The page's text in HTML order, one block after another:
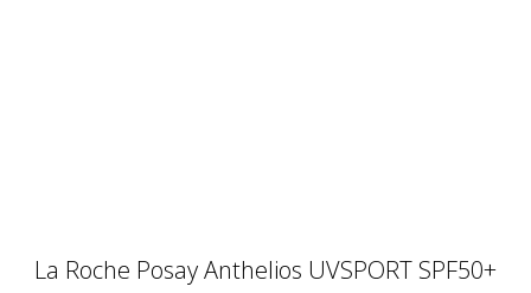
La Roche Posay Anthelios UVSPORT SPF50+